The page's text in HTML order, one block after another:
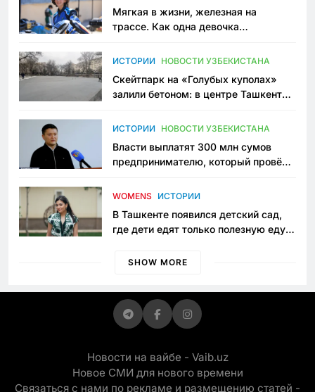
Мягкая в жизни, железная на
трассе. Как одна девочка
Узбекистане
ИСТОРИИ НОВОСТИ УЗБЕКИСТАНА
Скейтпарк на «Голубых куполах»
залили бетоном: в центре Ташкента
пространство
ИСТОРИИ НОВОСТИ УЗБЕКИСТАНА
Власти выплатят 300 млн сумов
предпринимателю, который провёл
приговору
WOMENS ИСТОРИИ
В Ташкенте появился детский сад,
где дети едят только полезную еду.
просить «кашу без сахара»
SHOW MORE
Новости на вайбе - Vaib.uz
Новое СМИ для нового времени
Связаться с нами по рекламе и размещению статей -